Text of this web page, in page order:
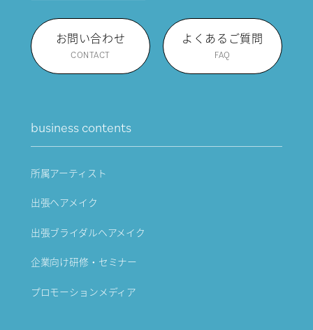
お問い合わせ
CONTACT
よくあるご質問
FAQ
business contents
所属アーティスト
出張ヘアメイク
出張ブライダルヘアメイク
企業向け研修・セミナー
プロモーションメディア